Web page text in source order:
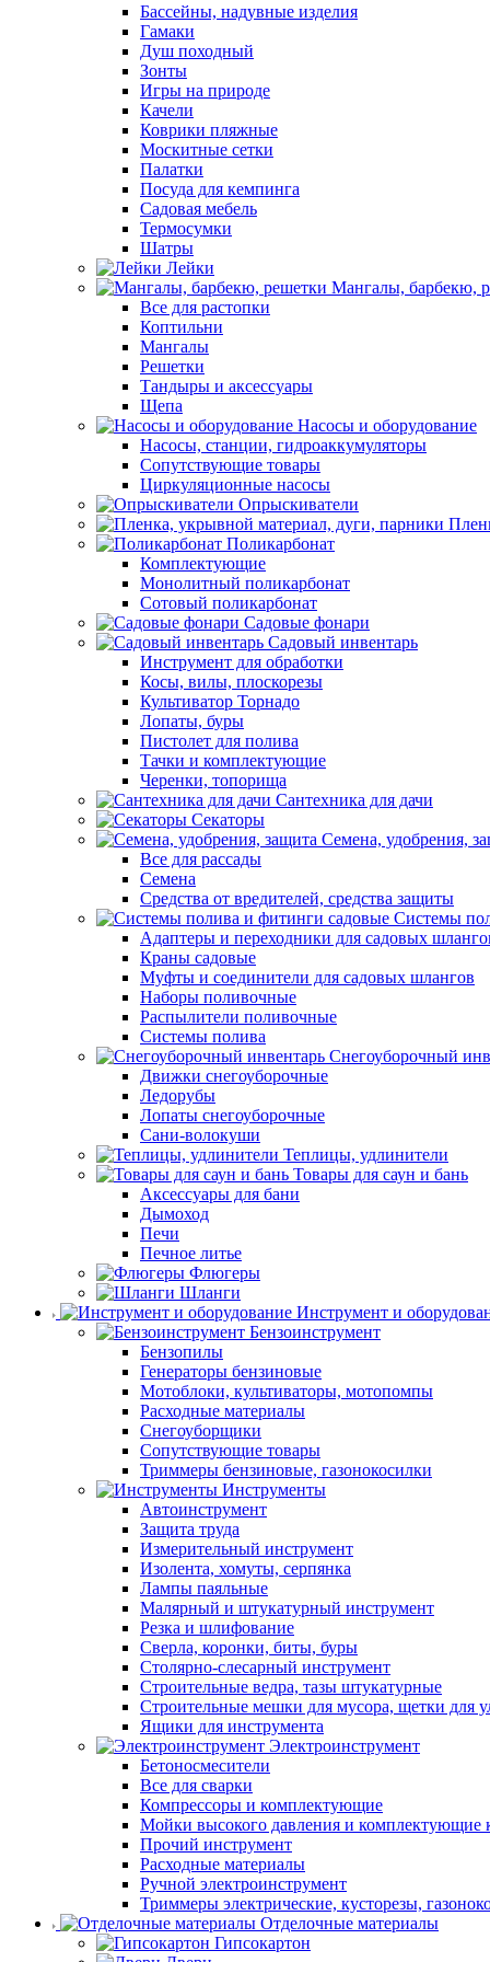
Бассейны, надувные изделия
Гамаки
Душ походный
Зонты
Игры на природе
Качели
Коврики пляжные
Москитные сетки
Палатки
Посуда для кемпинга
Садовая мебель
Термосумки
Шатры
Лейки
Мангалы, барбекю,
Все для растопки
Коптильни
Мангалы
Решетки
Тандыры и аксессуары
Щепа
Насосы и оборудование
Насосы, станции, гидроаккумуляторы
Сопутствующие товары
Циркуляционные насосы
Опрыскиватели
Поликарбонат
Комплектующие
Монолитный поликарбонат
Сотовый поликарбонат
Садовые фонари
Садовый инвентарь
Инструмент для обработки
Косы, вилы, плоскорезы
Культиватор Торнадо
Лопаты, буры
Пистолет для полива
Тачки и комплектующие
Черенки, топорища
Сантехника для дачи
Секаторы
Семена, удобрения,
Все для рассады
Семена
Средства от вредителей, средства защиты
Системы
Адаптеры и переходники для садовых
Краны садовые
Муфты и соединители для садовых шлангов
Наборы поливочные
Распылители поливочные
Системы полива
Снегоуборочный
Движки снегоуборочные
Ледорубы
Лопаты снегоуборочные
Сани-волокуши
Теплицы, удлинители
Товары для саун и бань
Аксессуары для бани
Дымоход
Печи
Печное литье
Флюгеры
Шланги
Инструмент и
Бензоинструмент
Бензопилы
Генераторы бензиновые
Мотоблоки, культиваторы, мотопомпы
Расходные материалы
Снегоуборщики
Сопутствующие товары
Триммеры бензиновые, газонокосилки
Инструменты
Автоинструмент
Защита труда
Измерительный инструмент
Изолента, хомуты, серпянка
Лампы паяльные
Малярный и штукатурный инструмент
Резка и шлифование
Сверла, коронки, биты, буры
Столярно-слесарный инструмент
Строительные ведра, тазы штукатурные
Строительные мешки для мусора, щетки для
Ящики для инструмента
Электроинструмент
Бетоносмесители
Все для сварки
Компрессоры и комплектующие
Мойки высокого давления и комплектующие
Прочий инструмент
Расходные материалы
Ручной электроинструмент
Триммеры электрические, кусторезы,
Отделочные материалы
Гипсокартон